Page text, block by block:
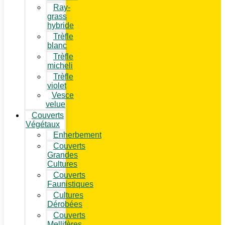
Ray-
grass
hybride
Trèfle
blanc
Trèfle
micheli
Trèfle
violet
Vesce
velue
Couverts
Végétaux
Enherbement
Couverts
Grandes
Cultures
Couverts
Faunistiques
Cultures
Dérobées
Couverts